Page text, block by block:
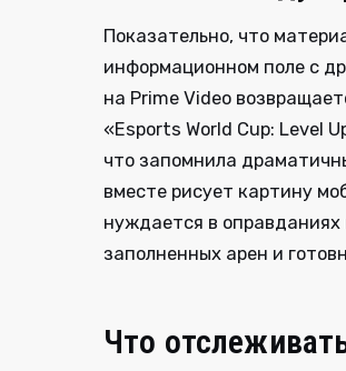
Показательно, что
информационном поле с
на Prime Video
«Esports World Cup: Level
что запомнила
вместе рисует картину
нуждается в оправданиях
заполненных арен и
Что